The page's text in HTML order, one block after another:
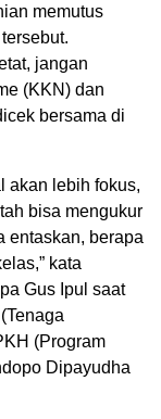
memutus
jangan
(KKN) dan
bersama di
akan lebih fokus,
bisa mengukur
entaskan, berapa
kata
Gus Ipul saat
(Program
Dipayudha